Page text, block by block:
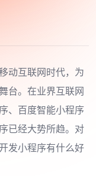
动互联网时代，为
台。在业界互联网
、百度智能小程序
已经大势所趋。对
发小程序有什么好